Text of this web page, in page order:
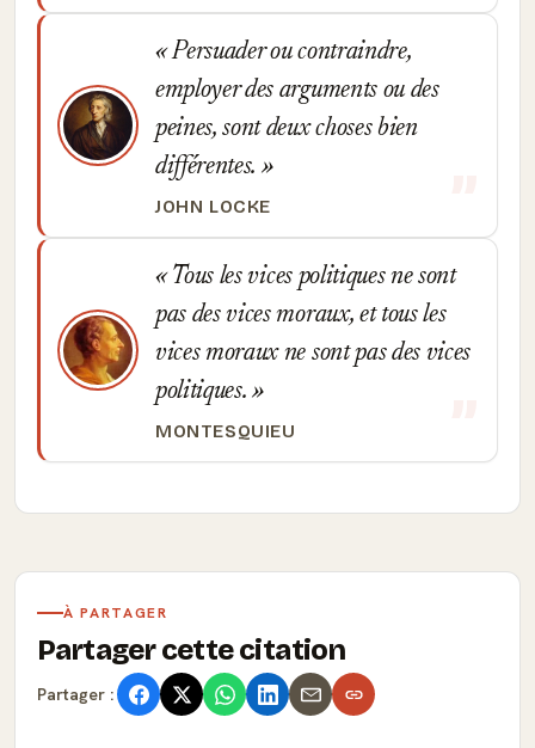
Persuader ou contraindre,
employer des arguments ou des
peines, sont deux choses bien
différentes.
JOHN LOCKE
Tous les vices politiques ne sont
pas des vices moraux, et tous les
vices moraux ne sont pas des vices
politiques.
MONTESQUIEU
À PARTAGER
Partager cette citation
Partager :